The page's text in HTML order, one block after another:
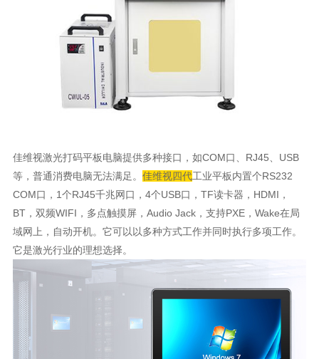
佳维视激光打码平板电脑提供多种接口，如COM口、RJ45、USB
等，普通消费电脑无法满足。 佳维视四代工业平板内置个RS232
COM口，1个RJ45千兆网口，4个USB口，TF读卡器，HDMI，
BT，双频WIFI，多点触摸屏，Audio Jack，支持PXE，Wake在局
域网上，自动开机。它可以以多种方式工作并同时执行多项工作。
它是激光行业的理想选择。